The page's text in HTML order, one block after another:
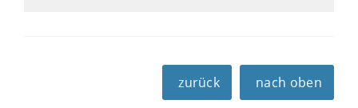
zurück nach oben